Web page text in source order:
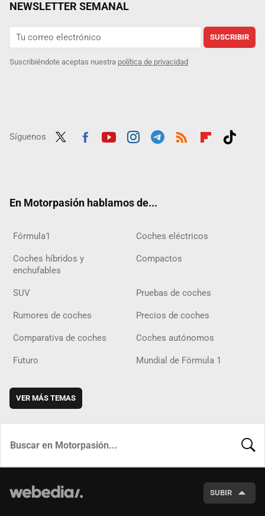
NEWSLETTER SEMANAL
SUSCRIBIR
Suscribiéndote aceptas nuestra política de privacidad
Síguenos
En Motorpasión hablamos de...
Fórmula1 Coches eléctricos
Coches híbridos y
enchufables
Compactos
SUV Pruebas de coches
Rumores de coches Precios de coches
Comparativa de coches Coches autónomos
Futuro Mundial de Fórmula 1
VER MÁS TEMAS
SUBIR